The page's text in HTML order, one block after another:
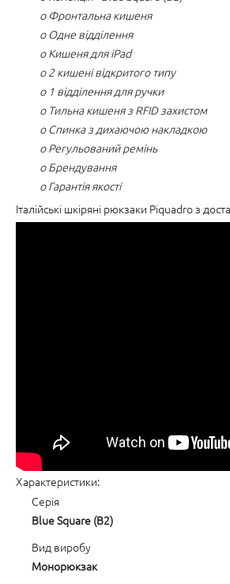
o Фронтальна кишеня
o Одне відділення
o Кишеня для iPad
o 2 кишені відкритого типу
o 1 відділення для ручки
o Тильна кишеня з RFID захистом
o Спинка з дихаючою накладкою
o Регульований ремінь
o Брендування
o Гарантія якості
Італійські шкіряні рюкзаки Piquadro з
Характеристики:
Серія
Blue Square (B2)
Вид виробу
Монорюкзак